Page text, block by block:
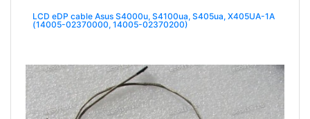
LCD eDP cable Asus S4000u, S4100ua, S405ua, X405UA-1A
(14005-02370000, 14005-02370200)